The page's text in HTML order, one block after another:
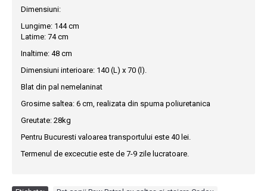
Dimensiuni:
Lungime: 144 cm
Latime: 74 cm
Inaltime: 48 cm
Dimensiuni interioare: 140 (L) x 70 (l).
Blat din pal nemelaninat
Grosime saltea: 6 cm, realizata din spuma poliuretanica
Greutate: 28kg
Pentru Bucuresti valoarea transportului este 40 lei.
Termenul de excecutie este de 7-9 zile lucratoare.